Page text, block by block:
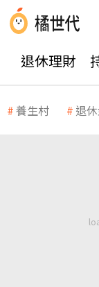
退休理財
養生村 退